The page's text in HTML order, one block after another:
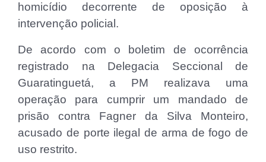
homicídio decorrente de oposição à
intervenção policial.
De acordo com o boletim de ocorrência
registrado na Delegacia Seccional de
Guaratinguetá, a PM realizava uma
operação para cumprir um mandado de
prisão contra Fagner da Silva Monteiro,
acusado de porte ilegal de arma de fogo de
uso restrito.